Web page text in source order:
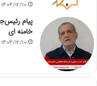
1404/12/10
پیام
خامنه ای
1404/12/10